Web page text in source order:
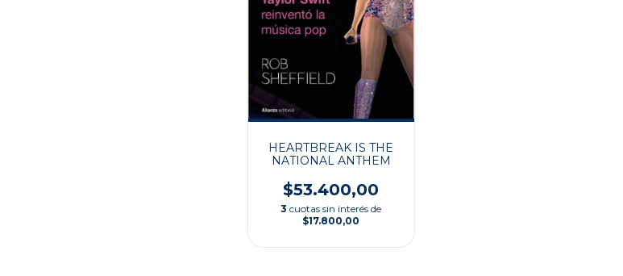
HEARTBREAK IS THE
NATIONAL ANTHEM
$53.400,00
3 cuotas sin interés de
$17.800,00